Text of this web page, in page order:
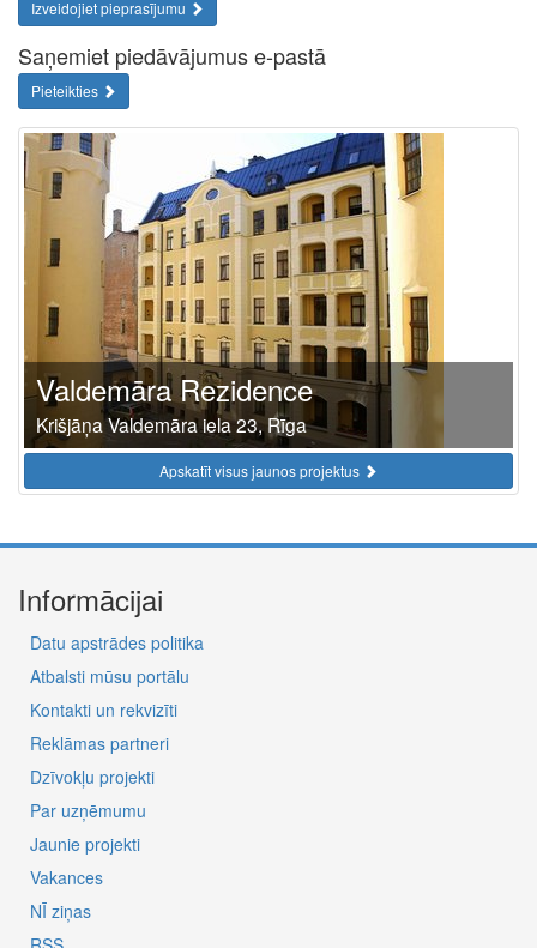
Izveidojiet pieprasījumu
Saņemiet piedāvājumus e-pastā
Pieteikties
Valdemāra Rezidence
Krišjāņa Valdemāra iela 23, Rīga
Apskatīt visus jaunos projektus
Informācijai
Datu apstrādes politika
Atbalsti mūsu portālu
Kontakti un rekvizīti
Reklāmas partneri
Dzīvokļu projekti
Par uzņēmumu
Jaunie projekti
Vakances
NĪ ziņas